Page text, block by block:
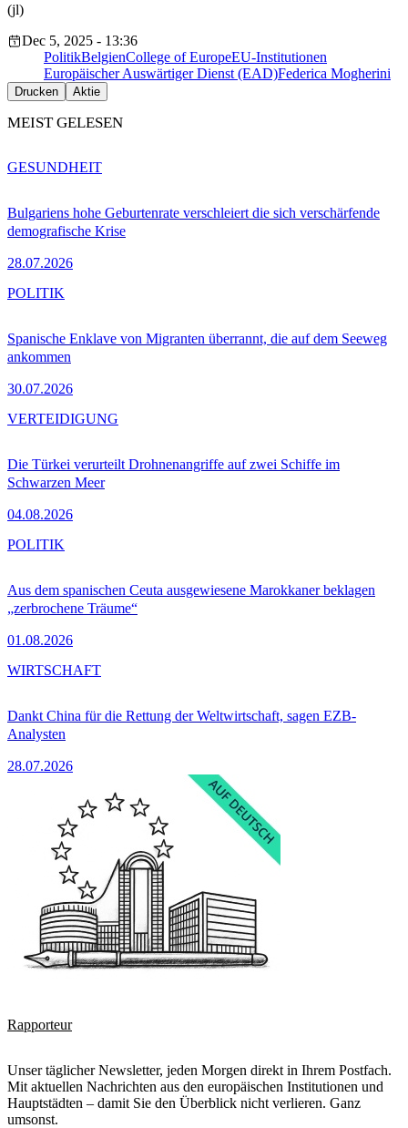
(jl)
Dec 5, 2025 - 13:36
PolitikBelgienCollege of EuropeEU-Institutionen
Europäischer Auswärtiger Dienst (EAD)Federica Mogherini
Drucken Aktie
MEIST GELESEN
Bulgariens hohe Geburtenrate verschleiert die sich verschärfende
demografische Krise
28.07.2026
GESUNDHEIT
Spanische Enklave von Migranten überrannt, die auf dem Seeweg
ankommen
30.07.2026
POLITIK
Die Türkei verurteilt Drohnenangriffe auf zwei Schiffe im
Schwarzen Meer
04.08.2026
VERTEIDIGUNG
Aus dem spanischen Ceuta ausgewiesene Marokkaner beklagen
„zerbrochene Träume“
01.08.2026
POLITIK
Dankt China für die Rettung der Weltwirtschaft, sagen EZB-
Analysten
28.07.2026
WIRTSCHAFT
Rapporteur
Unser täglicher Newsletter, jeden Morgen direkt in Ihrem Postfach.
Mit aktuellen Nachrichten aus den europäischen Institutionen und
Hauptstädten – damit Sie den Überblick nicht verlieren. Ganz
umsonst.